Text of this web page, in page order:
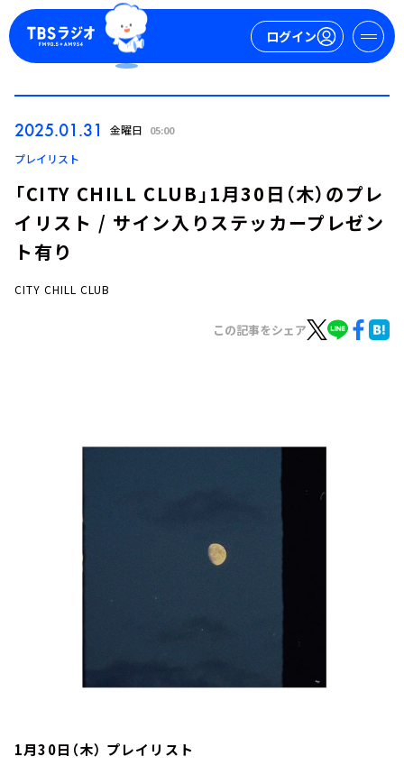
ログイン
2025.01.31 金曜日 05:00
プレイリスト
「CITY CHILL CLUB」1月30日（木）のプレ
イリスト / サイン入りステッカープレゼン
ト有り
CITY CHILL CLUB
この記事をシェア
1月30日（木） プレイリスト